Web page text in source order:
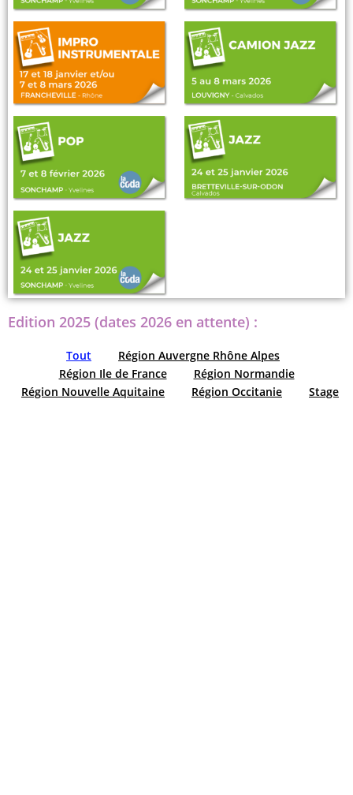
Edition 2025 (dates 2026 en attente) :
Tout
Région Auvergne Rhône Alpes
Région Ile de France
Région Normandie
Région Nouvelle Aquitaine
Région Occitanie Stage